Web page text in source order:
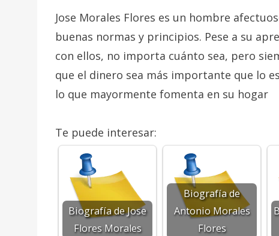
Jose Morales Flores es un hombre
buenas normas y principios. Pese a su
con ellos, no importa cuánto sea, pero
que el dinero sea más importante que lo
lo que mayormente fomenta en su hogar
Te puede interesar:
Biografía de Jose
Flores Morales
Biografía de
Antonio Morales
Flores